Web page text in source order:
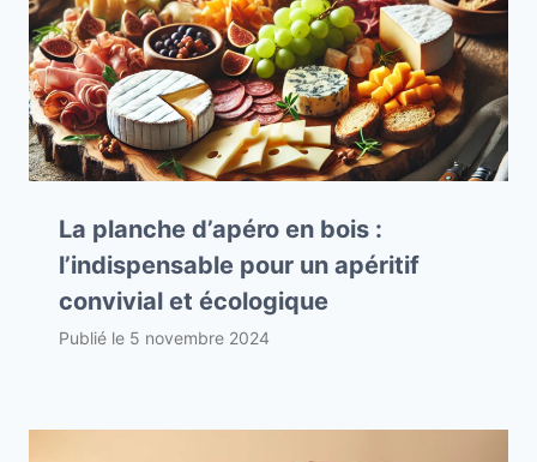
La planche d’apéro en bois :
l’indispensable pour un apéritif
convivial et écologique
Publié le 5 novembre 2024